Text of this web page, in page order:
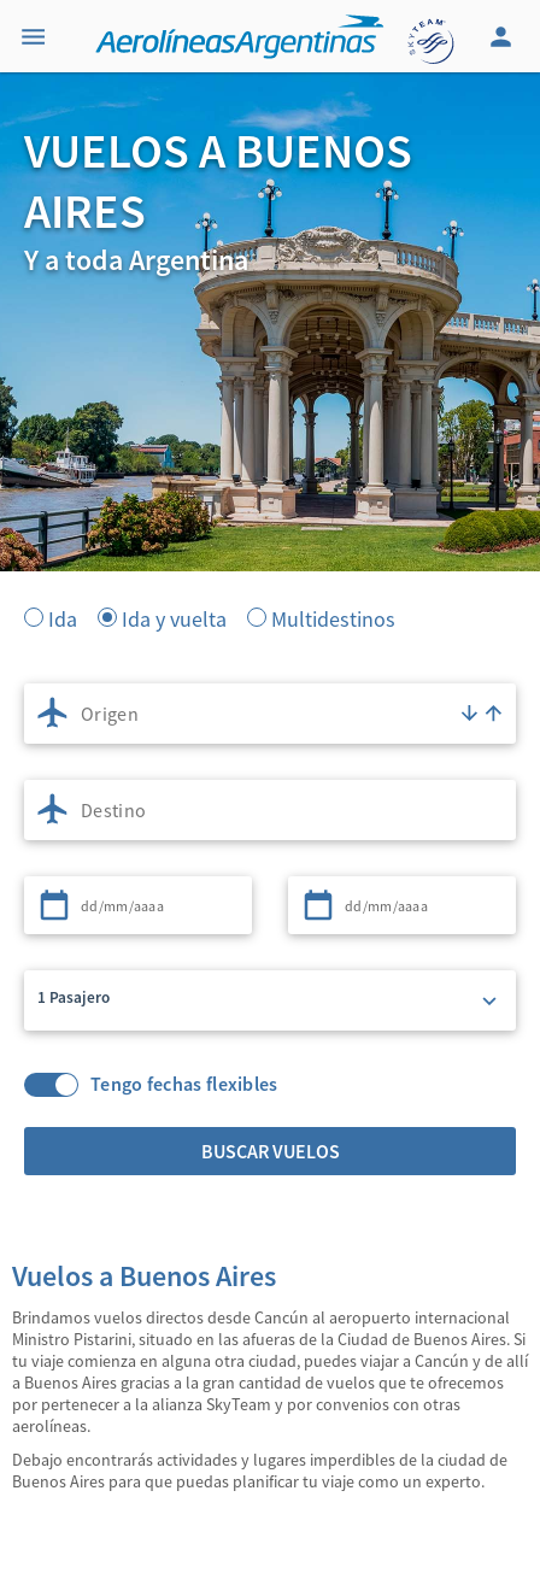
VUELOS A BUENOS
AIRES
Y a toda Argentina
Ida Ida y vuelta Multidestinos
Origen
Destino
Partida Regreso
1 Pasajero
Tengo fechas flexibles
BUSCAR VUELOS
Vuelos a Buenos Aires
Brindamos vuelos directos desde Cancún al aeropuerto internacional
Ministro Pistarini, situado en las afueras de la Ciudad de Buenos Aires. Si
tu viaje comienza en alguna otra ciudad, puedes viajar a Cancún y de allí
a Buenos Aires gracias a la gran cantidad de vuelos que te ofrecemos
por pertenecer a la alianza SkyTeam y por convenios con otras
aerolíneas.
Debajo encontrarás actividades y lugares imperdibles de la ciudad de
Buenos Aires para que puedas planificar tu viaje como un experto.